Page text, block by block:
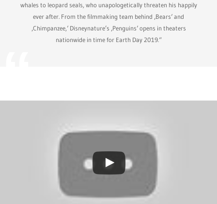
whales to leopard seals, who unapologetically threaten his happily
ever after. From the filmmaking team behind ‚Bears‘ and
‚Chimpanzee,‘ Disneynature’s ‚Penguins‘ opens in theaters
nationwide in time for Earth Day 2019.“